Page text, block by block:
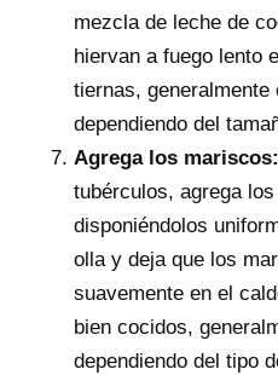
mezcla de leche de
hiervan a fuego lento
tiernas,
dependiendo del
Agrega los mariscos:
tubérculos, agrega
disponiéndolos
olla y deja que los
suavemente en el
bien cocidos,
dependiendo del tipo